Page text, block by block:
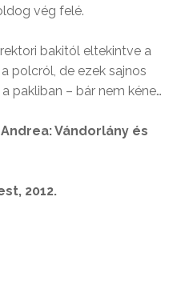
vég felé.
bakitól eltekintve a
polcról, de ezek sajnos
pakliban – bár nem kéne…
Vándorlány és
2012.